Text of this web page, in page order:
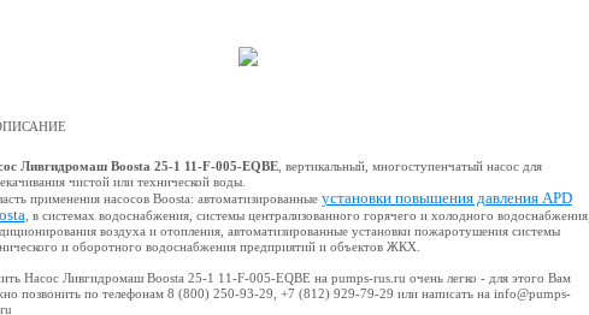
Ливгидромаш Boosta 25-1 11-F-005-EQBE, вертикальный, многоступенчатый насос для
чистой или технической воды.
применения насосов Boosta: автоматизированные установки повышения давления APD
, в системах водоснабжения, системы централизованного горячего и холодного водоснабжения,
воздуха и отопления, автоматизированные установки пожаротушения системы
и оборотного водоснабжения предприятий и объектов ЖКХ.
Насос Ливгидромаш Boosta 25-1 11-F-005-EQBE на pumps-rus.ru очень легко - для этого Вам
позвонить по телефонам 8 (800) 250-93-29, +7 (812) 929-79-29 или написать на info@pumps-